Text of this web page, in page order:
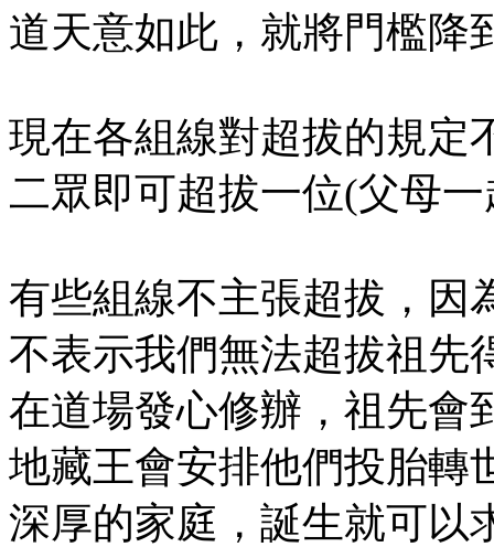
道天意如此，就將門檻降
現在各組線對超拔的規定
二眾即可超拔一位(父母
有些組線不主張超拔，因
不表示我們無法超拔祖先
在道場發心修辦，祖先會
地藏王會安排他們投胎轉
深厚的家庭，誕生就可以